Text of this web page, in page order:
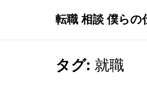
転職 相談 僕らの
タグ: 就職